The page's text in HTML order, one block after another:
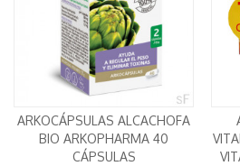
ARKOCÁPSULAS ALCACHOFA
BIO ARKOPHARMA 40
CÁPSULAS